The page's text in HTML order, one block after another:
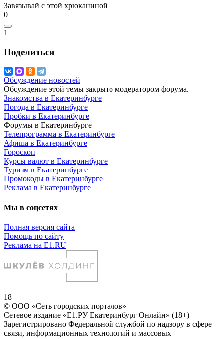
Завязывай с этой хрюканиной
0
1
Поделиться
Обсуждение новостей
Обсуждение этой темы закрыто модератором форума.
Знакомства в Екатеринбурге
Погода в Екатеринбурге
Пробки в Екатеринбурге
Форумы в Екатеринбурге
Телепрограмма в Екатеринбурге
Афиша в Екатеринбурге
Гороскоп
Курсы валют в Екатеринбурге
Туризм в Екатеринбурге
Промокоды в Екатеринбурге
Реклама в Екатеринбурге
Мы в соцсетях
Полная версия сайта
Помощь по сайту
Реклама на E1.RU
18+
© ООО «Сеть городских порталов»
Сетевое издание «Е1.РУ Екатеринбург Онлайн» (18+)
Зарегистрировано Федеральной службой по надзору в сфере
связи, информационных технологий и массовых